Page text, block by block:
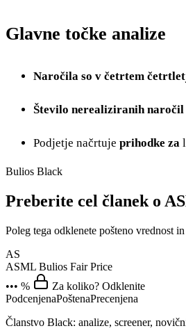
Glavne točke analize
Naročila so v četrtem
Število nerealiziranih
Podjetje načrtuje prihodke za
Bulios Black
Preberite cel članek o
Poleg tega odklenete pošteno vrednost
AS
ASML Bulios Fair Price
••• %
Za koliko? Odklenite
PodcenjenaPoštenaPrecenjena
Članstvo Black: analize, screener,